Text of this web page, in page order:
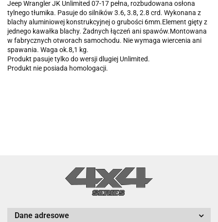
Jeep Wrangler JK Unlimited 07-17 pełna, rozbudowana osłona
tylnego tłumika. Pasuje do silników 3.6, 3.8, 2.8 crd. Wykonana z
blachy aluminiowej konstrukcyjnej o grubości 6mm.Element gięty z
jednego kawałka blachy. Żadnych łączeń ani spawów.Montowana
w fabrycznych otworach samochodu. Nie wymaga wiercenia ani
spawania. Waga ok.8,1 kg.
Produkt pasuje tylko do wersji dlugiej Unlimited.
Produkt nie posiada homologacji.
Dane adresowe